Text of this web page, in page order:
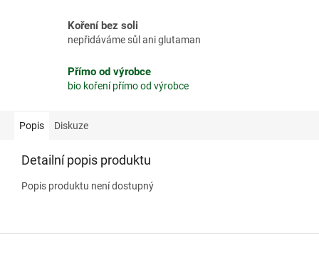
Koření bez soli
nepřidáváme sůl ani glutaman
Přímo od výrobce
bio koření přímo od výrobce
Popis Diskuze
Detailní popis produktu
Popis produktu není dostupný